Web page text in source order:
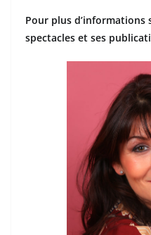
Pour plus d’informations
spectacles et ses